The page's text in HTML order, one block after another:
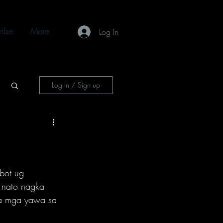
More Log In
Log in / Sign up
ug
nagka
mga yawa sa